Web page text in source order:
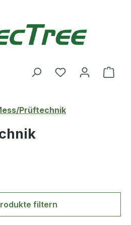
Du hast 0
Prüftechnik
filtern